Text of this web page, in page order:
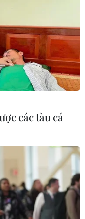
các tàu cá